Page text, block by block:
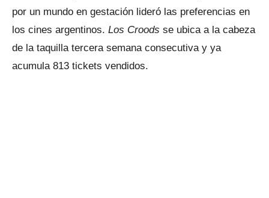
por un mundo en gestación lideró las preferencias en
los cines argentinos. Los Croods se ubica a la cabeza
de la taquilla tercera semana consecutiva y ya
acumula 813 tickets vendidos.